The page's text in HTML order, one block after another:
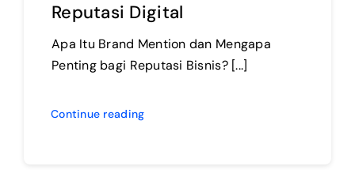
Reputasi Digital
Apa Itu Brand Mention dan Mengapa
Penting bagi Reputasi Bisnis? [...]
Continue reading